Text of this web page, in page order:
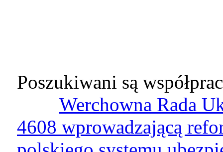
Poszukiwani są
Werchowna Rada
4608 wprowadzającą